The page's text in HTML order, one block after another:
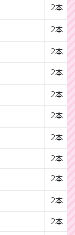
2本
2本
2本
2本
2本
2本
2本
2本
2本
2本
2本